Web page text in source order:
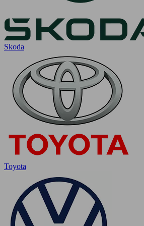
Skoda
Toyota